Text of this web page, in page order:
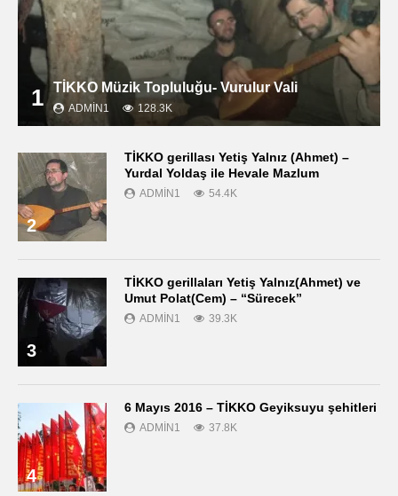
1 TİKKO Müzik Topluluğu- Vurulur Vali
ADMIN1 128.3K
2
TİKKO gerillası Yetiş Yalnız (Ahmet) –
Yurdal Yoldaş ile Hevale Mazlum
ADMIN1 54.4K
3
TİKKO gerillaları Yetiş Yalnız(Ahmet) ve
Umut Polat(Cem) – “Sürecek”
ADMIN1 39.3K
4
6 Mayıs 2016 – TİKKO Geyiksuyu şehitleri
ADMIN1 37.8K